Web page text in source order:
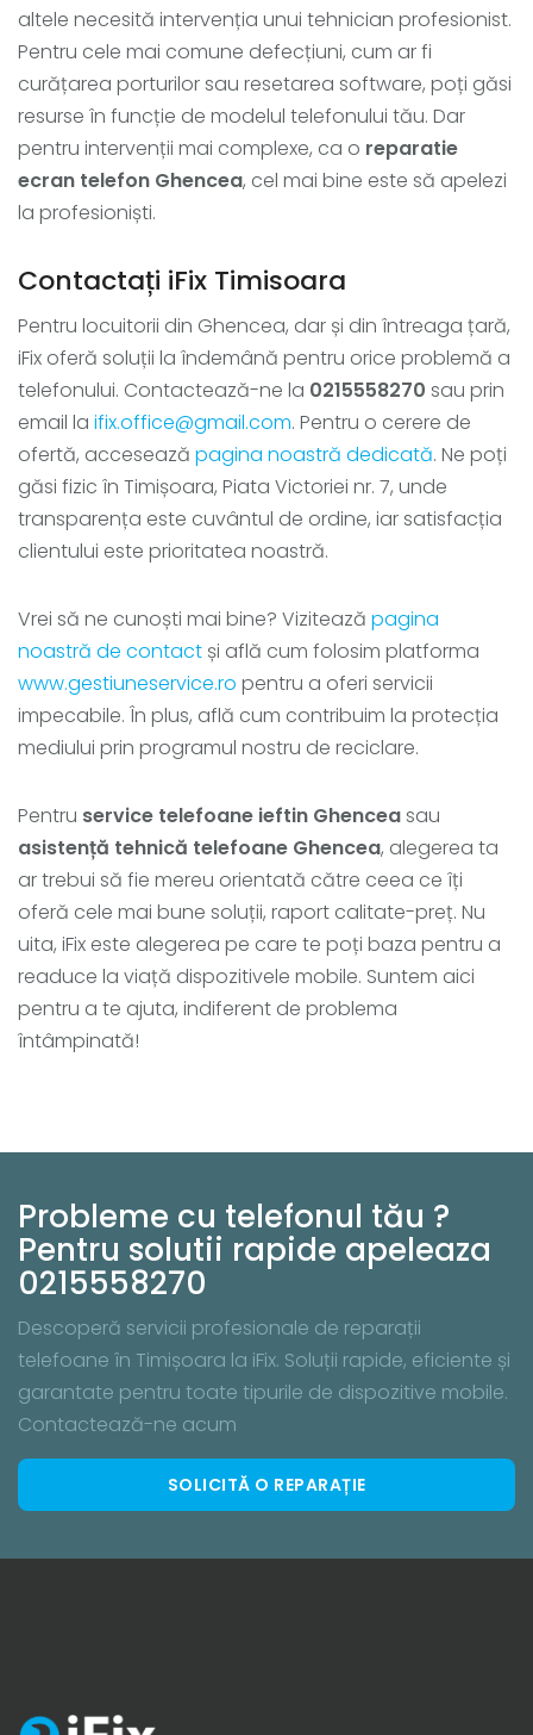
altele necesită intervenția unui tehnician profesionist.
Pentru cele mai comune defecțiuni, cum ar fi
curățarea porturilor sau resetarea software, poți găsi
resurse în funcție de modelul telefonului tău. Dar
pentru intervenții mai complexe, ca o reparatie
ecran telefon Ghencea, cel mai bine este să apelezi
la profesioniști.
Contactați iFix Timisoara
Pentru locuitorii din Ghencea, dar și din întreaga țară,
iFix oferă soluții la îndemână pentru orice problemă a
telefonului. Contactează-ne la 0215558270 sau prin
email la ifix.office@gmail.com. Pentru o cerere de
ofertă, accesează pagina noastră dedicată. Ne poți
găsi fizic în Timișoara, Piata Victoriei nr. 7, unde
transparența este cuvântul de ordine, iar satisfacția
clientului este prioritatea noastră.
Vrei să ne cunoști mai bine? Vizitează pagina
noastră de contact și află cum folosim platforma
www.gestiuneservice.ro pentru a oferi servicii
impecabile. În plus, află cum contribuim la protecția
mediului prin programul nostru de reciclare.
Pentru service telefoane ieftin Ghenceasau
asistență tehnică telefoane Ghencea, alegerea ta
ar trebui să fie mereu orientată către ceea ce îți
oferă cele mai bune soluții, raport calitate-preț. Nu
uita, iFix este alegerea pe care te poți baza pentru a
readuce la viață dispozitivele mobile. Suntem aici
pentru a te ajuta, indiferent de problema
întâmpinată!
Probleme cu telefonul tău ?
Pentru solutii rapide apeleaza
0215558270
Descoperă servicii profesionale de reparații
telefoane în Timișoara la iFix. Soluții rapide, eficiente și
garantate pentru toate tipurile de dispozitive mobile.
Contactează-ne acum
SOLICITĂ O REPARAȚIE